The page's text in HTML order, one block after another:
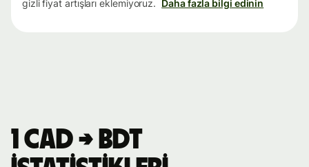
gizli fiyat artışları eklemiyoruz. Daha fazla bilgi edinin
1 CAD → BDT